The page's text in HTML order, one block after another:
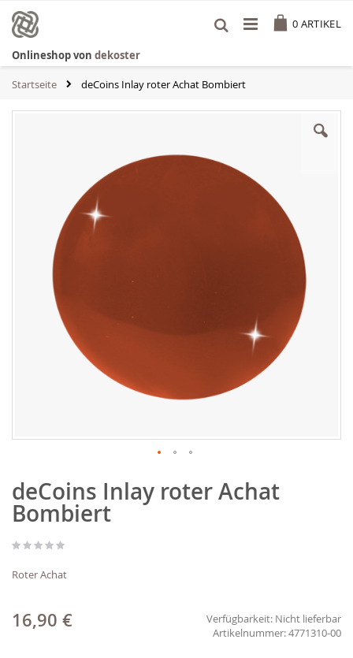
Inhalt
springen
0 ARTIKEL
Onlineshop von dekoster
Startseite deCoins Inlay roter Achat Bombiert
Anfang
der
Bildgalerie
deCoins Inlay roter Achat
Bombiert
Roter Achat
16,90 € Verfügbarkeit: Nicht lieferbar
4771310-00